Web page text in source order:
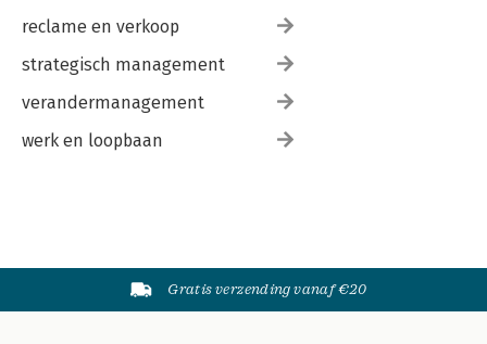
reclame en verkoop
strategisch management
verandermanagement
werk en loopbaan
Gratis verzending vanaf €20